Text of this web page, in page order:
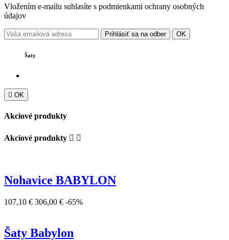
Vložením e-mailu suhlasíte s podmienkami ochrany osobných
údajov
Šaty
 OK
Akciové produkty
Akciové produkty  
Nohavice BABYLON
107,10 € 306,00 € -65%
Šaty Babylon